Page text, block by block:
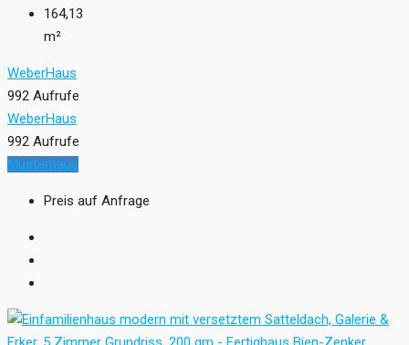
164,13
m²
WeberHaus
992 Aufrufe
WeberHaus
992 Aufrufe
Musterhaus
Preis auf Anfrage